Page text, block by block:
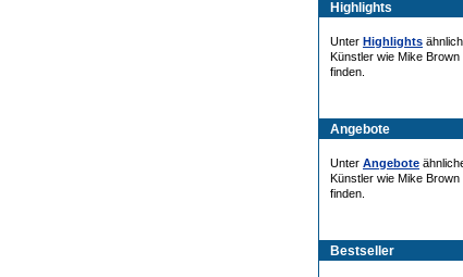
Highlights
Unter Highlights
Künstler wie Mike Brown
finden.
Angebote
Unter Angebote
Künstler wie Mike Brown
finden.
Bestseller